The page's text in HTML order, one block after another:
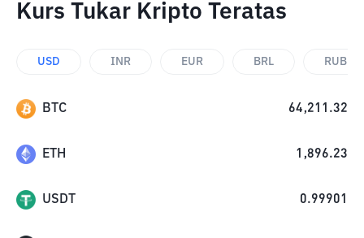
Kurs Tukar Kripto Teratas
USD INR EUR BRL RUB
BTC 64,211.32
ETH 1,896.23
USDT 0.99901